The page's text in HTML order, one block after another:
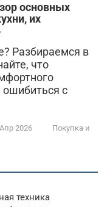
основных
их
Разбираемся в
что
ошибиться с
2026
Покупка и
техника